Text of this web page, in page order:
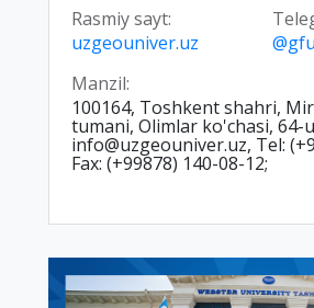
Rasmiy sayt:
uzgeouniver.uz
Manzil:
100164, Toshkent shahri,
tumani, Olimlar ko'chasi, 64-
info@uzgeouniver.uz, Tel:
Fax: (+99878) 140-08-12;